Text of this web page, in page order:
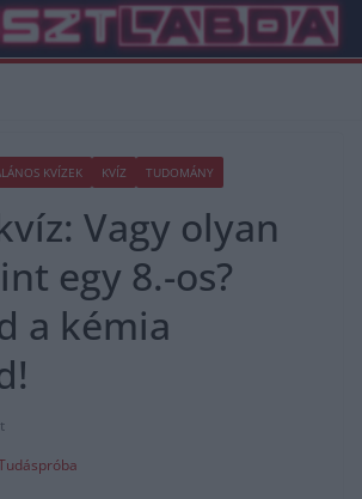
KVÍZEK KVÍZ TUDOMÁNY
Vagy olyan
egy 8.-os?
a kémia